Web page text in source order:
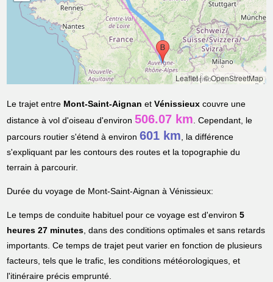
Leaflet|© OpenStreetMap
Le trajet entre Mont-Saint-Aignan etVénissieux couvre une
distance à vol d'oiseau d'environ506.07 km. Cependant, le
parcours routier s'étend à environ601 km, la différence
s'expliquant par les contours des routes et la topographie du
terrain à parcourir.
Durée du voyage de Mont-Saint-Aignan à Vénissieux:
Le temps de conduite habituel pour ce voyage est d'environ5
heures 27 minutes, dans des conditions optimales et sans retards
importants. Ce temps de trajet peut varier en fonction de plusieurs
facteurs, tels que le trafic, les conditions météorologiques, et
l'itinéraire précis emprunté.